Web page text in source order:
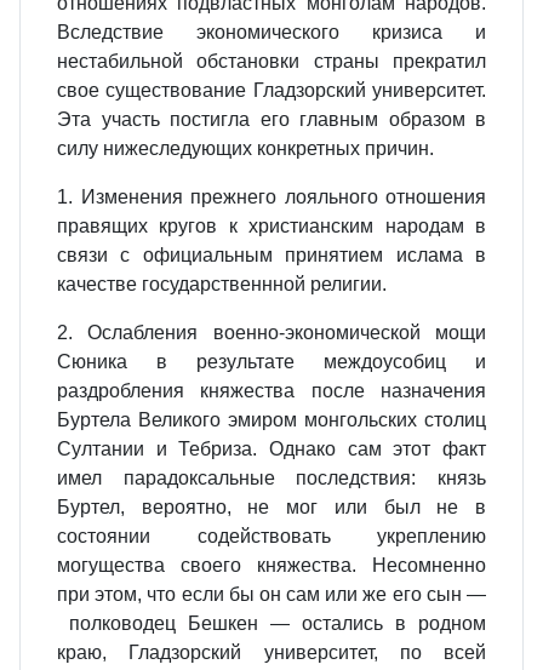
Вследствие экономического кризиса и
нестабильной обстановки страны прекратил
свое существование Гладзорский университет.
Эта участь постигла его главным образом в
силу нижеследующих конкретных причин.
1. Изменения прежнего лояльного отношения
правящих кругов к христианским народам в
связи с официальным принятием ислама в
качестве государственнной религии.
2. Ослабления военно-экономической мощи
Сюника в результате междоусобиц и
раздробления княжества после назначения
Буртела Великого эмиром монгольских столиц
Султании и Тебриза. Однако сам этот факт
имел парадоксальные последствия: князь
Буртел, вероятно, не мог или был не в
состоянии содействовать укреплению
могущества своего княжества. Несомненно
при этом, что если бы он сам или же его сын —
полководец Бешкен — остались в родном
краю, Гладзорский университет, по всей